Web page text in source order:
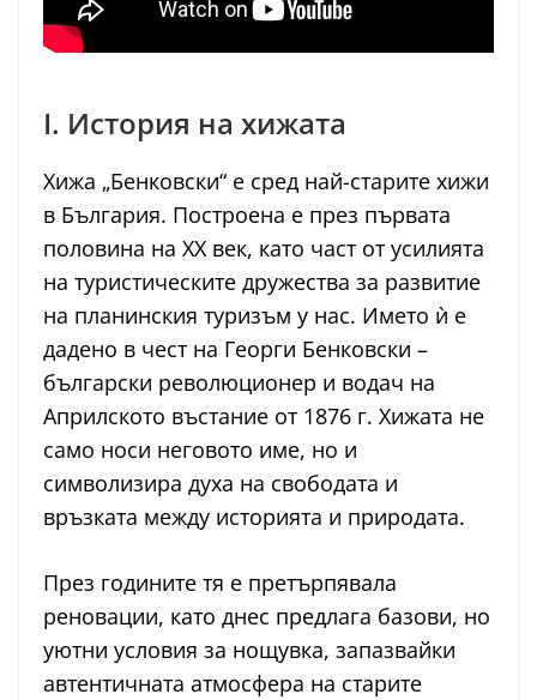
I. История на хижата
Хижа „Бенковски“ е сред най-старите хижи
в България. Построена е през първата
половина на XX век, като част от усилията
на туристическите дружества за развитие
на планинския туризъм у нас. Името ѝ е
дадено в чест на Георги Бенковски –
български революционер и водач на
Априлското въстание от 1876 г. Хижата не
само носи неговото име, но и
символизира духа на свободата и
връзката между историята и природата.
През годините тя е претърпявала
реновации, като днес предлага базови, но
уютни условия за нощувка, запазвайки
автентичната атмосфера на старите